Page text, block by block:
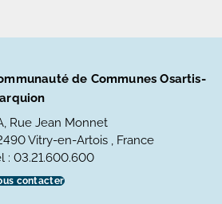
de Communes Osartis-
Rue Jean Monnet
Vitry-en-Artois , France
: 03.21.600.600
contacter